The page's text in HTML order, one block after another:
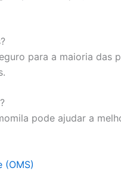
para a maioria
pode ajudar a
(OMS)